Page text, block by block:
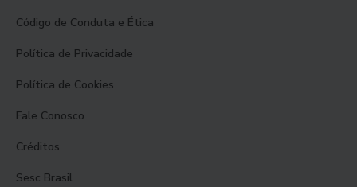
Código de Conduta e Ética
Política de Privacidade
Política de Cookies
Fale Conosco
Créditos
Sesc Brasil